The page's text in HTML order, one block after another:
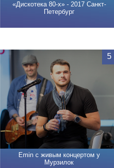
«Дискотека 80-х» - 2017 Санкт-
Петербург
Emin с живым концертом у
Мурзилок
5